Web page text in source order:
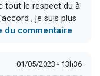
tout le respect du à
, je suis plus
du commentaire
01/05/2023 - 13h36